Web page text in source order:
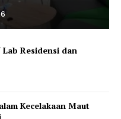
Residensi dan
Kecelakaan Maut